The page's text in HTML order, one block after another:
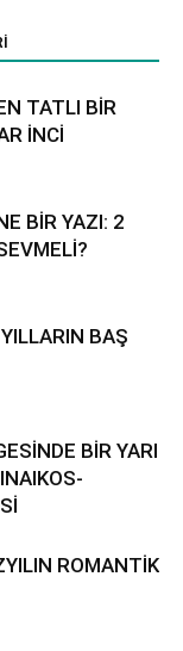
TATLI BİR
İNCİ
BİR YAZI: 2
BAŞ
BİR YARI
ROMANTİK